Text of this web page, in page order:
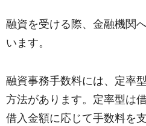
融資を受ける際、金融機関
います。
融資事務手数料には、定率
方法があります。定率型は
借入金額に応じて手数料を